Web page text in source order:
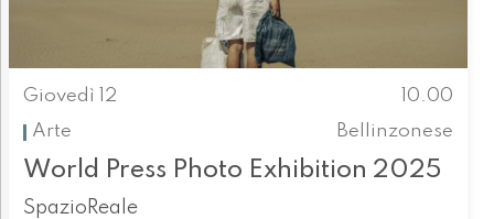
Giovedì 12
10.00
Arte
Bellinzonese
World Press Photo Exhibition 2025
SpazioReale